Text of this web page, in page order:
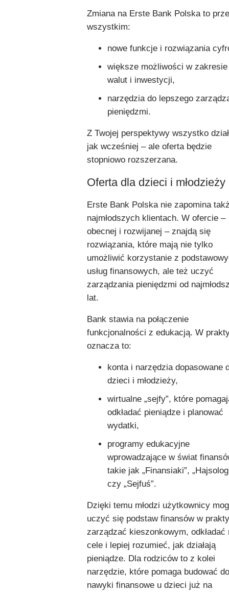
Zmiana na Erste Bank Polska to
wszystkim:
nowe funkcje i rozwiązania
większe możliwości w zakresie
walut i inwestycji,
narzędzia do lepszego
pieniędzmi.
Z Twojej perspektywy wszystko
jak wcześniej – ale oferta będzie
stopniowo rozszerzana.
Oferta dla dzieci i młodzieży
Erste Bank Polska nie zapomina
najmłodszych klientach. W ofercie –
obecnej i rozwijanej – znajdą się
rozwiązania, które mają nie tylko
umożliwić korzystanie z
usług finansowych, ale też uczyć
zarządzania pieniędzmi od
lat.
Bank stawia na połączenie
funkcjonalności z edukacją. W
oznacza to:
konta i narzędzia dopasowane
dzieci i młodzieży,
wirtualne „sejfy”, które
odkładać pieniądze i planować
wydatki,
programy edukacyjne
wprowadzające w świat
takie jak „Finansiaki”,
czy „Sejfuś”.
Dzięki temu młodzi użytkownicy
uczyć się podstaw finansów w
zarządzać kieszonkowym, odkładać
cele i lepiej rozumieć, jak działają
pieniądze. Dla rodziców to z kolei
narzędzie, które pomaga budować
nawyki finansowe u dzieci już na